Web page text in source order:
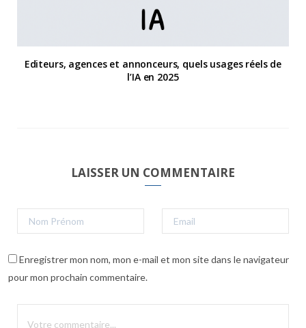
Editeurs, agences et annonceurs, quels usages réels de
l’IA en 2025
LAISSER UN COMMENTAIRE
Enregistrer mon nom, mon e-mail et mon site dans le navigateur
pour mon prochain commentaire.